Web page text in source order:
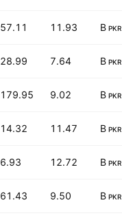
PKR
11.93
57.11
PKR
7.64
28.99
PKR
9.02
179.95
PKR
11.47
14.32
PKR
12.72
6.93
PKR
9.50
61.43